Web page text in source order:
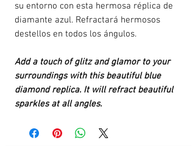
su entorno con esta hermosa réplica de
diamante azul. Refractará hermosos
destellos en todos los ángulos.
Add a touch of glitz and glamor to your
surroundings with this beautiful blue
diamond replica. It will refract beautiful
sparkles at all angles.